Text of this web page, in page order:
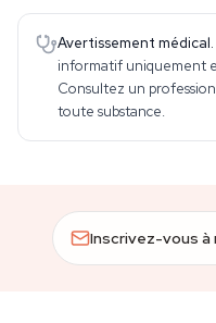
Avertissement médical.
informatif uniquement
Consultez un
toute substance.
Inscrivez-vous